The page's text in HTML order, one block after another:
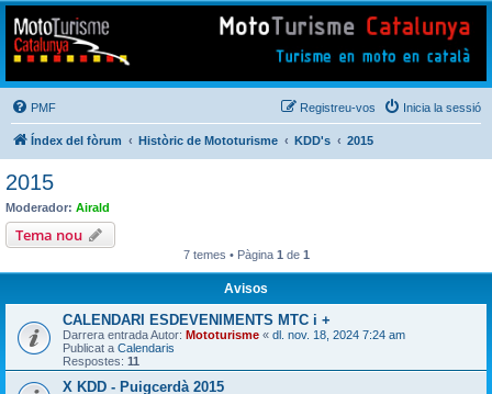
Mototurisme
Turisme en moto en català
PMF Inicia la sessió
Registreu-vos
Índex del fòrum Històric de Mototurisme KDD's 2015
2015
Moderador: Airald
Tema nou
7 temes • Pàgina 1 de 1
Avisos
CALENDARI ESDEVENIMENTS MTC i +
Darrera entrada Autor: Mototurisme « dl. nov. 18, 2024 7:24 am
Publicat a Calendaris
Respostes: 11
X KDD - Puigcerdà 2015